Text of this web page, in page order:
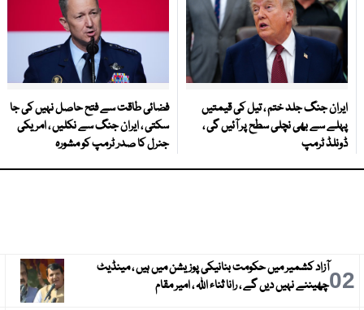
ایران جنگ جلد ختم ، تیل کی قیمتیں
پہلے سے بھی نچلی سطح پر آئیں گی ،
ڈونلڈ ٹرمپ
فضائی طاقت سے فتح حاصل نہیں کی جا
سکتی ، ایران جنگ سے نکلیں ، امریکی
جنرل کا صدر ٹرمپ کو مشورہ
02آزاد کشمیر میں حکومت بنانیکی پوزیشن میں ہیں ، مینڈیٹ
چھیننے نہیں دیں گے ، رانا ثناء اللہ ، امیر مقام